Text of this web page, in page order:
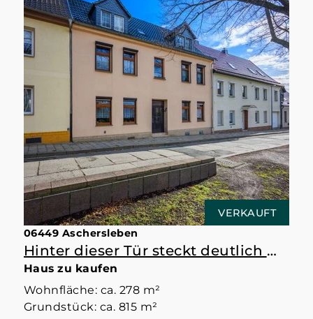
VERKAUFT
06449 Aschersleben
Hinter dieser Tür steckt deutlich mehr als erwartet
Haus zu kaufen
Wohnfläche: ca. 278 m²
Grundstück: ca. 815 m²